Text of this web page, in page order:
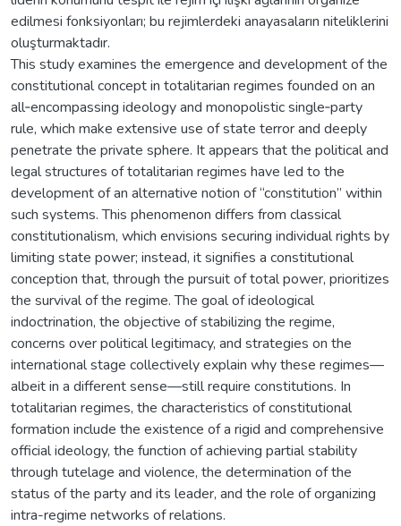
edilmesi fonksiyonları; bu rejimlerdeki anayasaların niteliklerini
oluşturmaktadır.
This study examines the emergence and development of the
constitutional concept in totalitarian regimes founded on an
all‑encompassing ideology and monopolistic single‑party
rule, which make extensive use of state terror and deeply
penetrate the private sphere. It appears that the political and
legal structures of totalitarian regimes have led to the
development of an alternative notion of “constitution” within
such systems. This phenomenon differs from classical
constitutionalism, which envisions securing individual rights by
limiting state power; instead, it signifies a constitutional
conception that, through the pursuit of total power, prioritizes
the survival of the regime. The goal of ideological
indoctrination, the objective of stabilizing the regime,
concerns over political legitimacy, and strategies on the
international stage collectively explain why these regimes—
albeit in a different sense—still require constitutions. In
totalitarian regimes, the characteristics of constitutional
formation include the existence of a rigid and comprehensive
official ideology, the function of achieving partial stability
through tutelage and violence, the determination of the
status of the party and its leader, and the role of organizing
intra-regime networks of relations.